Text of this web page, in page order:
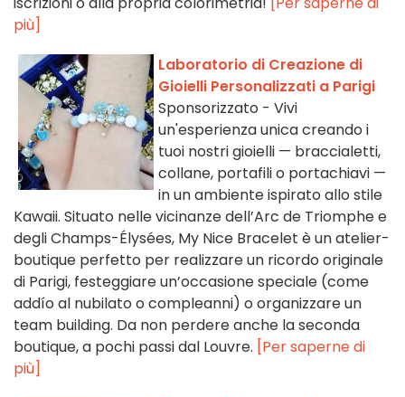
più]
Laboratorio di Creazione di
Gioielli Personalizzati a Parigi
Sponsorizzato - Vivi
un'esperienza unica creando i
tuoi nostri gioielli — braccialetti,
collane, portafili o portachiavi —
in un ambiente ispirato allo stile
Kawaii. Situato nelle vicinanze dell’Arc de Triomphe e
degli Champs-Élysées, My Nice Bracelet è un atelier-
boutique perfetto per realizzare un ricordo originale
di Parigi, festeggiare un’occasione speciale (come
addío al nubilato o compleanni) o organizzare un
team building. Da non perdere anche la seconda
boutique, a pochi passi dal Louvre. [Per saperne di
più]